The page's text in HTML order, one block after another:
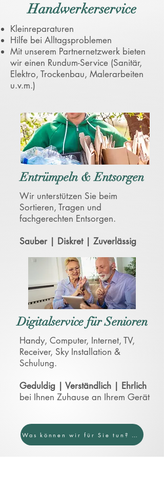
Handwerkerservice
Kleinreparaturen
Hilfe bei Alltagsproblemen
Mit unserem Partnernetzwerk bieten
wir einen Rundum-Service (Sanitär,
Elektro, Trockenbau, Malerarbeiten
u.v.m.)
Entrümpeln & Entsorgen
Wir unterstützen Sie beim
Sortieren, Tragen und
fachgerechten Entsorgen.
Sauber | Diskret | Zuverlässig
Digitalservice für Senioren
Handy, Computer, Internet, TV,
Receiver, Sky Installation &
Schulung.​
Geduldig | Verständlich | Ehrlich
bei Ihnen Zuhause an Ihrem Gerät
Was können wir für Sie tun? Jetzt unverbindlich anfragen